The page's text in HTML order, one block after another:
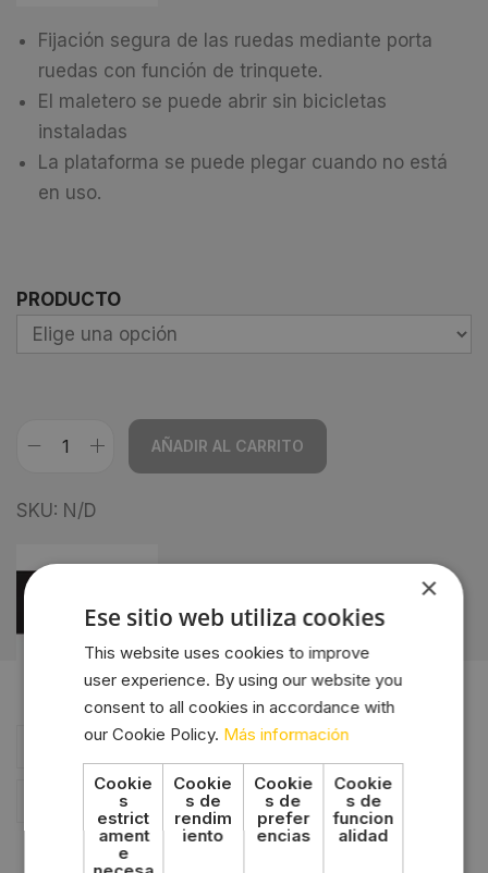
Fijación segura de las ruedas mediante porta
ruedas con función de trinquete.
El maletero se puede abrir sin bicicletas
instaladas
La plataforma se puede plegar cuando no está
en uso.
PRODUCTO
AÑADIR AL CARRITO
l
e
n
SKU: N/D
Descripción
×
Ese sitio web utiliza cookies
This website uses cookies to improve
user experience. By using our website you
consent to all cookies in accordance with
our Cookie Policy. Más información
Cookie
s
estrict
ament
e
Cookie
s de
rendim
iento
Cookie
s de
prefer
encias
Cookie
s de
funcion
alidad